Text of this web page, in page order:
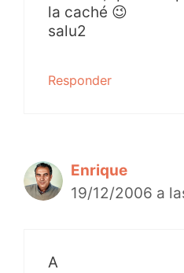
la caché 😉
salu2
Responder
Enrique
19/12/2006 a
A